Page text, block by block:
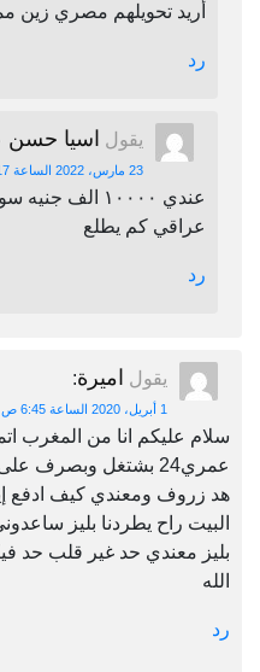
أريد تحويلهم مصري زين
رد
يقول اسيا حسن
23 مارس، 2022 الساعة 11:17 ص
عندي ١٠٠٠٠ الف
عراقي كم يطلع
رد
يقول اميرة:
1 أبريل، 2020 الساعة 6:45 ص
سلام عليكم انا من المغرب
عمري24 بشتغل
هد زروف ومعندي كيف ادفع
البيت راح يطردنا بليز
بليز معندي حد غير قلب حد
الله
رد